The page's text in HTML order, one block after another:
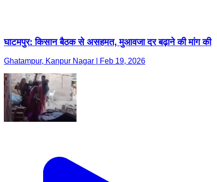
घाटमपुर: किसान बैठक से असहमत, मुआवजा दर बढ़ाने की मांग की
Ghatampur, Kanpur Nagar | Feb 19, 2026